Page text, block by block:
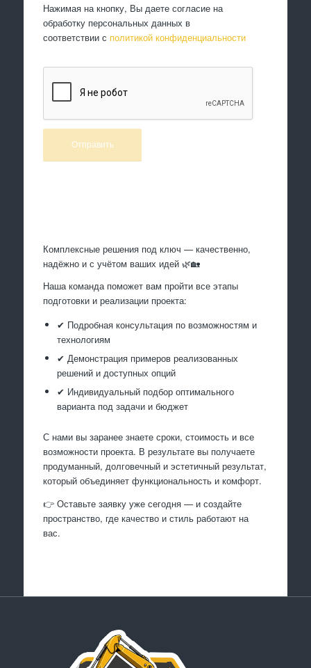
Нажимая на кнопку, Вы даете согласие на
обработку персональных данных в
соответствии с политикой конфиденциальности
Комплексные решения под ключ — качественно,
надёжно и с учётом ваших идей 🌿🏡
Наша команда поможет вам пройти все этапы
подготовки и реализации проекта:
✔ Подробная консультация по возможностям и
технологиям
✔ Демонстрация примеров реализованных
решений и доступных опций
✔ Индивидуальный подбор оптимального
варианта под задачи и бюджет
С нами вы заранее знаете сроки, стоимость и все
возможности проекта. В результате вы получаете
продуманный, долговечный и эстетичный результат,
который объединяет функциональность и комфорт.
👉 Оставьте заявку уже сегодня — и создайте
пространство, где качество и стиль работают на
вас.